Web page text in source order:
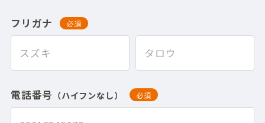
フリガナ 必須
電話番号 （ハイフンなし） 必須